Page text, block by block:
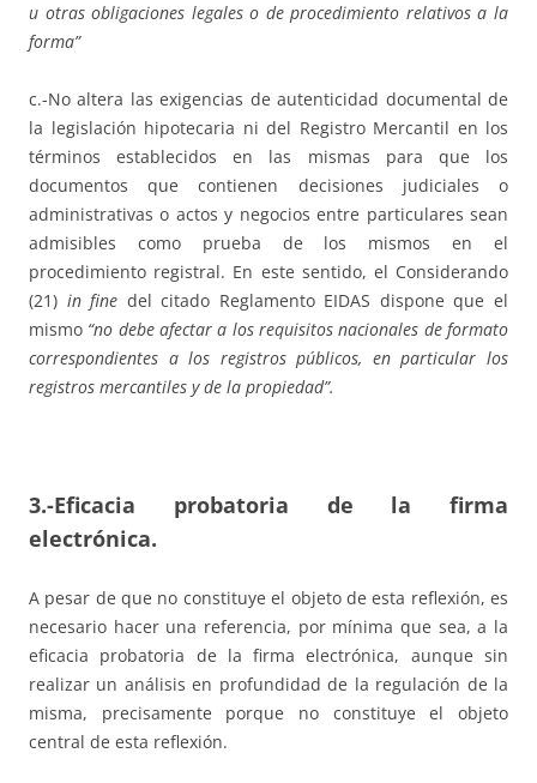
u otras obligaciones legales o de procedimiento relativos a la
forma”
c.-No altera las exigencias de autenticidad documental de
la legislación hipotecaria ni del Registro Mercantil en los
términos establecidos en las mismas para que los
documentos que contienen decisiones judiciales o
administrativas o actos y negocios entre particulares sean
admisibles como prueba de los mismos en el
procedimiento registral. En este sentido, el Considerando
(21) in fine del citado Reglamento EIDAS dispone que el
mismo “no debe afectar a los requisitos nacionales de formato
correspondientes a los registros públicos, en particular los
registros mercantiles y de la propiedad”.
3.-Eficacia probatoria de la firma
electrónica.
A pesar de que no constituye el objeto de esta reflexión, es
necesario hacer una referencia, por mínima que sea, a la
eficacia probatoria de la firma electrónica, aunque sin
realizar un análisis en profundidad de la regulación de la
misma, precisamente porque no constituye el objeto
central de esta reflexión.